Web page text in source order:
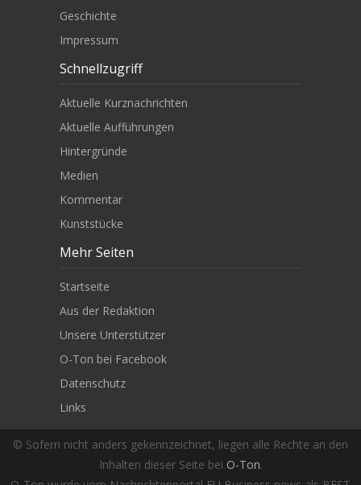
© Sofern nicht anders gekennzeichnet, liegen alle Rechte an den
Inhalten dieser Seite bei O-Ton.
Geschichte
Impressum
Schnellzugriff
Aktuelle Kurznachrichten
Aktuelle Aufführungen
Hintergründe
Medien
Kommentar
Kunststücke
Mehr Seiten
Startseite
Aus der Redaktion
Unsere Unterstützer
O-Ton bei Facebook
Datenschutz
Links